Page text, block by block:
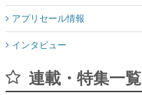
アプリセール情報
インタビュー
連載・特集一覧